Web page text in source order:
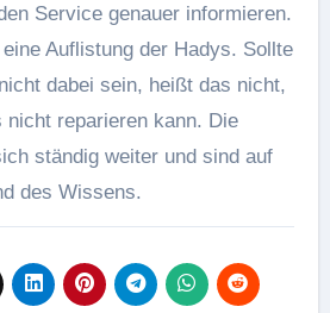
Service genauer informieren.
Auflistung der Hadys. Sollte
dabei sein, heißt das nicht,
reparieren kann. Die
ständig weiter und sind auf
des Wissens.